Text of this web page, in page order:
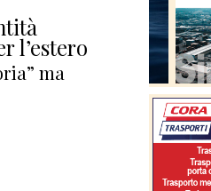
l’estero
ma